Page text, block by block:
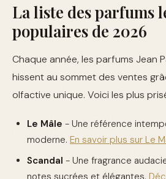
La liste des parfums
populaires de 2026
Chaque année, les parfums Jean
hissent au sommet des ventes
olfactive unique. Voici les plus
Le Mâle - Une référence
moderne. En savoir plus sur Le
Scandal - Une fragrance
notes sucrées et élégantes.